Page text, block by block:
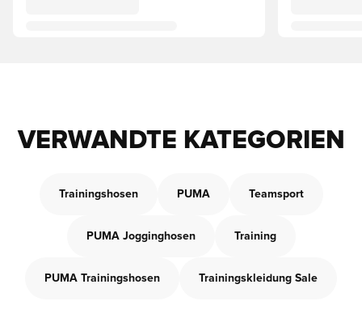
VERWANDTE KATEGORIEN
Trainingshosen PUMA Teamsport
PUMA Jogginghosen Training
PUMA Trainingshosen Trainingskleidung Sale